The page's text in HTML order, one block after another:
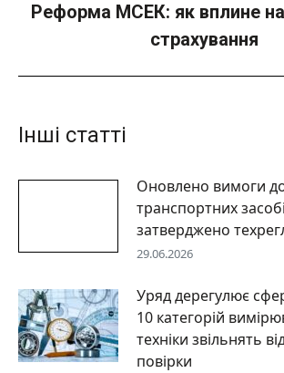
Next
post:
Реформа МСЕК: як вплине на
страхування
Інші статті
Оновлено вимоги до
транспортних
затверджено
29.06.2026
Уряд дерегулює
10 категорій
техніки звільнять
повірки